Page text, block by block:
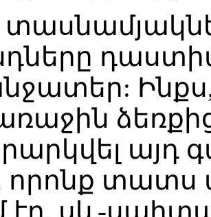
Ինքս,
այդ
որոնք տատս